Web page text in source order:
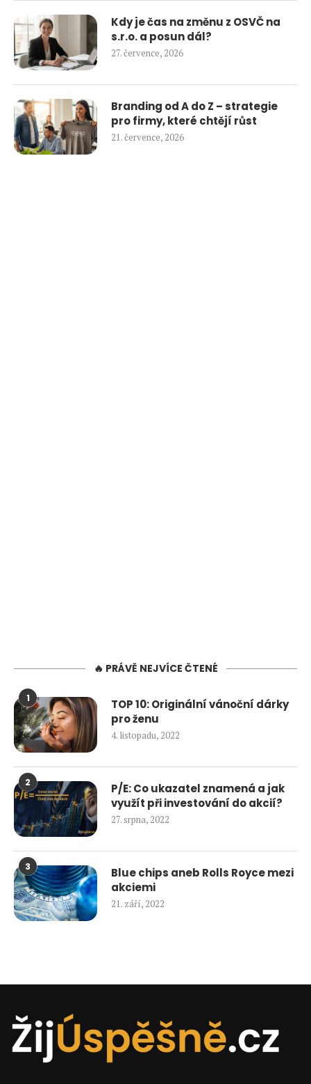
Kdy je čas na změnu z OSVČ na
s.r.o. a posun dál?
27. července, 2026
Branding od A do Z – strategie
pro firmy, které chtějí růst
21. července, 2026
🔥 PRÁVĚ NEJVÍCE ČTENÉ
1
TOP 10: Originální vánoční dárky
pro ženu
4. listopadu, 2022
2
P/E: Co ukazatel znamená a jak
využít při investování do akcií?
27. srpna, 2022
3
Blue chips aneb Rolls Royce mezi
akciemi
21. září, 2022